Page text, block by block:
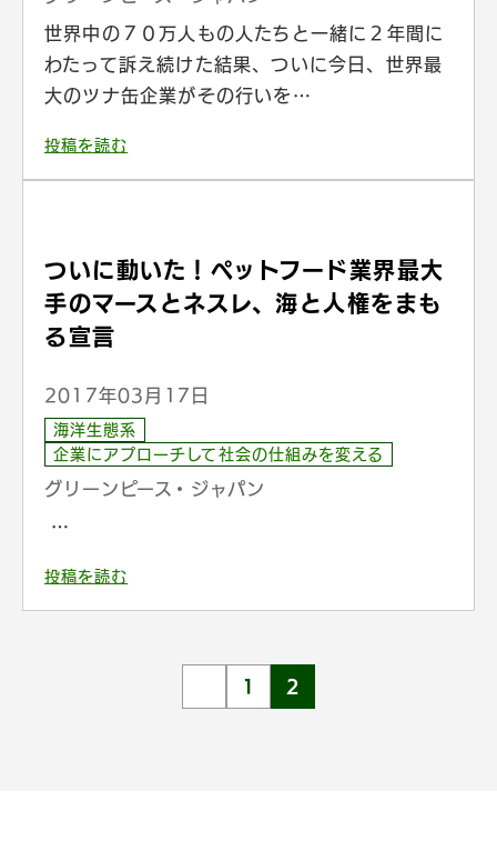
世界中の７０万人もの人たちと一緒に２年間に
わたって訴え続けた結果、ついに今日、世界最
大のツナ缶企業がその行いを…
投稿を読む
ついに動いた！ペットフード業界最大
手のマースとネスレ、海と人権をまも
る宣言
2017年03月17日
海洋生態系
企業にアプローチして社会の仕組みを変える
グリーンピース・ジャパン
…
投稿を読む
1 2